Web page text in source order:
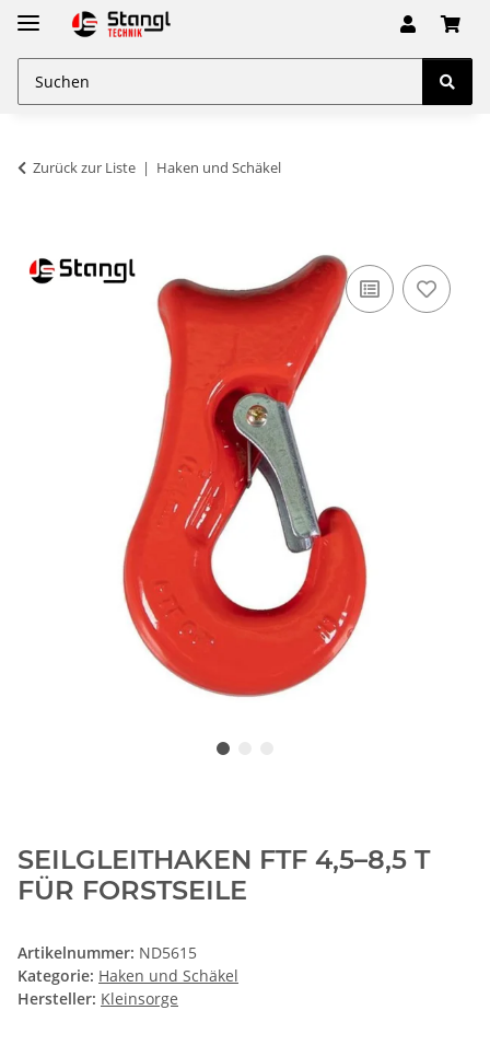
Zurück zur Liste Haken und Schäkel
SEILGLEITHAKEN FTF 4,5–8,5 T
FÜR FORSTSEILE
Artikelnummer: ND5615
Kategorie: Haken und Schäkel
Hersteller: Kleinsorge